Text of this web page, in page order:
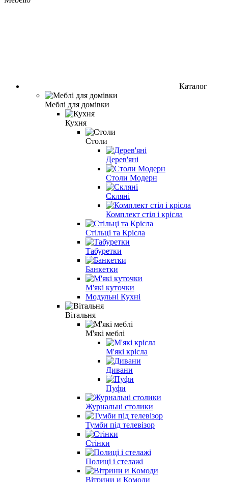
Каталог
Меблі для домівки
Кухня
Столи
Дерев'яні
Столи Модерн
Скляні
Комплект стіл і крісла
Стільці та Крісла
Табуретки
Банкетки
М'які куточки
Модульні Кухні
Вітальня
М'які меблі
М'які крісла
Дивани
Пуфи
Журнальні столики
Тумби під телевізор
Стінки
Полиці і стелажі
Вітрини и Комоди